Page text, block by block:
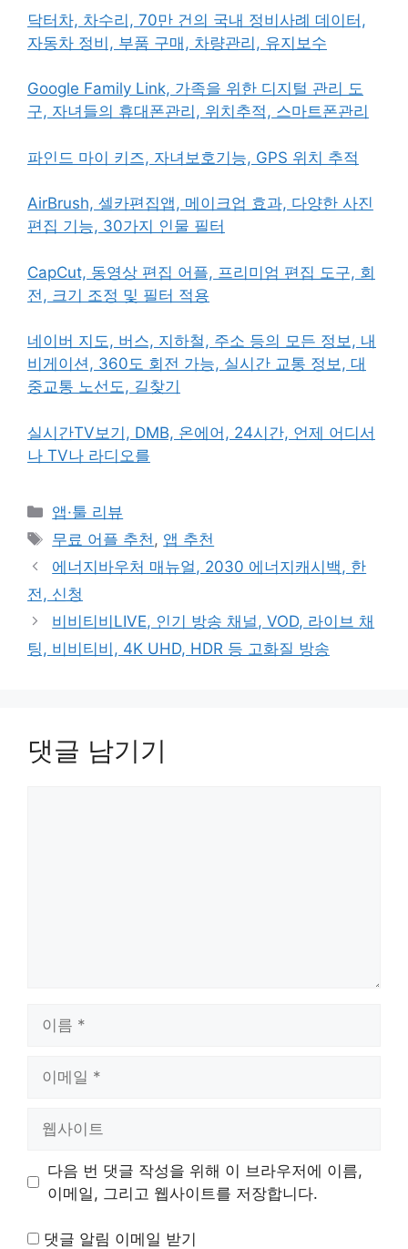
닥터차, 차수리, 70만 건의 국내 정비사례 데이터,
자동차 정비, 부품 구매, 차량관리, 유지보수
Google Family Link, 가족을 위한 디지털 관리 도
구, 자녀들의 휴대폰관리, 위치추적, 스마트폰관리
파인드 마이 키즈, 자녀보호기능, GPS 위치 추적
AirBrush, 셀카편집앱, 메이크업 효과, 다양한 사진
편집 기능, 30가지 인물 필터
CapCut, 동영상 편집 어플, 프리미엄 편집 도구, 회
전, 크기 조정 및 필터 적용
네이버 지도, 버스, 지하철, 주소 등의 모든 정보, 내
비게이션, 360도 회전 가능, 실시간 교통 정보, 대
중교통 노선도, 길찾기
실시간TV보기, DMB, 온에어, 24시간, 언제 어디서
나 TV나 라디오를
카
테
고
리
앱·툴 리뷰
태
그
무료 어플 추천 , 앱 추천
에너지바우처 매뉴얼, 2030 에너지캐시백, 한
전, 신청
비비티비LIVE, 인기 방송 채널, VOD, 라이브 채
팅, 비비티비, 4K UHD, HDR 등 고화질 방송
댓글 남기기
트
다음 번 댓글 작성을 위해 이 브라우저에 이름,
이메일, 그리고 웹사이트를 저장합니다.
댓글 알림 이메일 받기